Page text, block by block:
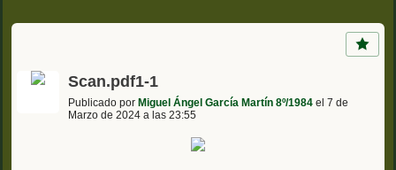
Scan.pdf1-1
Publicado por Miguel Ángel García Martín 8º/1984 el 7 de
Marzo de 2024 a las 23:55